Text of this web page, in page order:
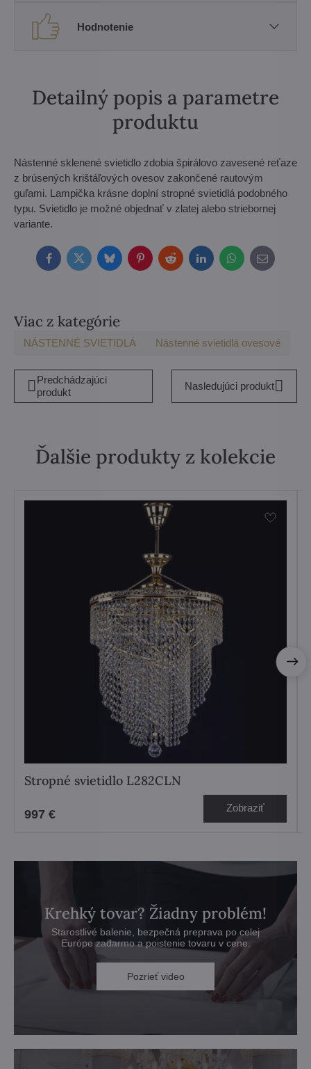
Hodnotenie
Detailný popis a parametre
produktu
Nástenné sklenené svietidlo zdobia špirálovo zavesené reťaze
z brúsených krištáľových ovesov zakončené rautovým
guľami. Lampička krásne doplní stropné svietidlá podobného
typu. Svietidlo je možné objednať v zlatej alebo striebornej
variante.
FacebookTwitterBlueskyPinterestRedditLinkedInWhatsApp
E-
mail
Viac z kategórie
NÁSTENNÉ SVIETIDLÁ Nástenné svietidlá ovesové
Predchádzajúci
produkt
Nasledujúci produkt
Ďalšie produkty z kolekcie
Stropné svietidlo L282CLN
997 € Zobraziť
Krehký tovar? Žiadny problém!
Starostlivé balenie, bezpečná preprava po celej
Európe zadarmo a poistenie tovaru v cene.
Pozrieť video